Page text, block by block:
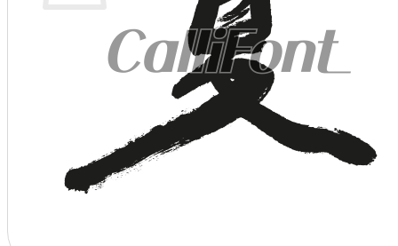
장바구니에 상품이 없습니다.
상점으로 돌아가기